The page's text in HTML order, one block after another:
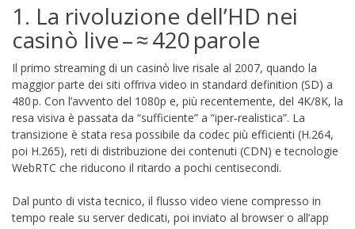
1. La rivoluzione dell’HD nei
casinò live – ≈ 420 parole
Il primo streaming di un casinò live risale al 2007, quando la
maggior parte dei siti offriva video in standard definition (SD) a
480 p. Con l’avvento del 1080p e, più recentemente, del 4K/8K, la
resa visiva è passata da “sufficiente” a “iper‑realistica”. La
transizione è stata resa possibile da codec più efficienti (H.264,
poi H.265), reti di distribuzione dei contenuti (CDN) e tecnologie
WebRTC che riducono il ritardo a pochi centisecondi.
Dal punto di vista tecnico, il flusso video viene compresso in
tempo reale su server dedicati, poi inviato al browser o all’app